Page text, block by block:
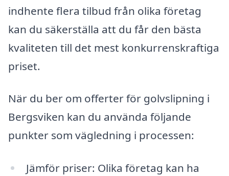
indhente flera tilbud från olika företag
kan du säkerställa att du får den bästa
kvaliteten till det mest konkurrenskraftiga
priset.
När du ber om offerter för golvslipning i
Bergsviken kan du använda följande
punkter som vägledning i processen:
Jämför priser: Olika företag kan ha